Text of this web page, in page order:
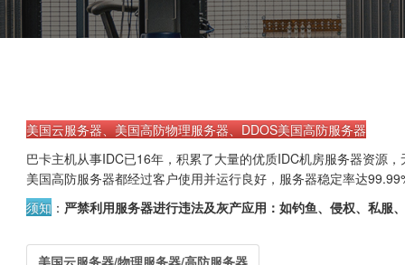
美国云服务器、美国高防物理服务器、DDOS美国高防服务器
巴卡主机从事IDC已16年，积累了大量的优质IDC机房服务器资源
美国高防服务器都经过客户使用并运行良好，服务器稳定率达
须知 ： 严禁利用服务器进行违法及灰产应用：如钓鱼、侵权、私
美国云服务器/物理服务器/高防服务器